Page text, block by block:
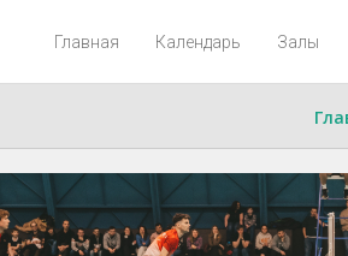
Главная Календарь Залы